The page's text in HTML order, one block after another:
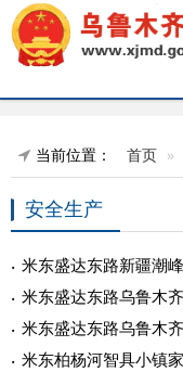
当前位置： 首页
安全生产